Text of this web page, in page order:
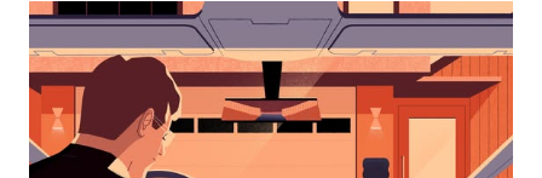
bas
interagir
avec
calendrier
et
sélectionner